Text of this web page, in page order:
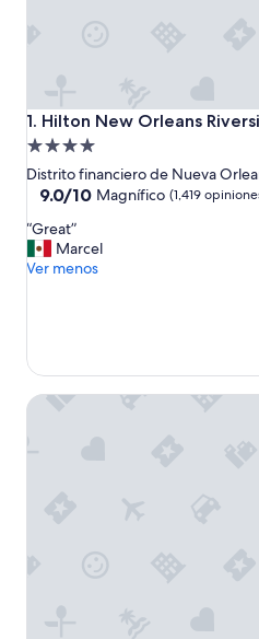
1. Hilton New Orleans
Hilton New Orleans Riverside
Propiedad
de
4.0
Distrito financiero de Nueva
9.0
10,
Magnífico,
(1,419
9.0/10 Magnífico (1,419
“
G
r
“Great”
Marcel
Ver menos
The Roosevelt New